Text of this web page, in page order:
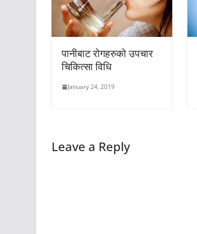
पानीबाट रोगहरुको उपचार
चिकित्सा विधि
January 24, 2019
Leave a Reply